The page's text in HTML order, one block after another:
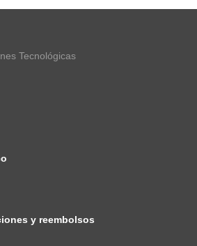
Tecnológicas
y reembolsos